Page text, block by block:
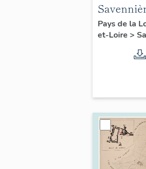
commune
Pays de la
et-Loire >